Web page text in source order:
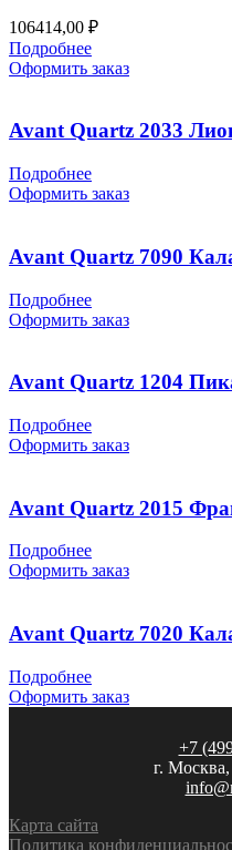
106414,00 ₽
Подробнее
Оформить заказ
Avant Quartz 2033
Подробнее
Оформить заказ
Avant Quartz 7090
Подробнее
Оформить заказ
Avant Quartz 1204
Подробнее
Оформить заказ
Avant Quartz 2015
Подробнее
Оформить заказ
Avant Quartz 7020
Подробнее
Оформить заказ
+7
г.
Карта сайта
Политика